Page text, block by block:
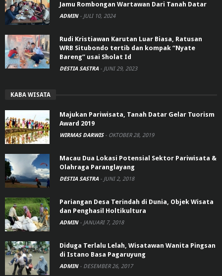
Jamu Rombongan Wartawan Dari Tanah Datar
ADMIN - JULI 10, 2024
Rudi Kristiawan Karutan Luar Biasa, Ratusan
WRB Situbondo tertib dan kompak “Nyate
Bareng” usai Sholat Id
DESTIA SASTRA - JUNI 29, 2023
KABA WISATA
Majukan Pariwisata, Tanah Datar Gelar Tuorism
Award 2019
WIRMAS DARWIS - OKTOBER 28, 2019
Macau Dua Lokasi Potensial Sektor Pariwisata &
Olahraga Paranglayang
DESTIA SASTRA - JUNI 2, 2018
Pariangan Desa Terindah di Dunia, Objek Wisata
dan Penghasil Holtikultura
ADMIN - JANUARI 7, 2018
Diduga Terlalu Lelah, Wisatawan Wanita Pingsan
di Istano Basa Pagaruyung
ADMIN - DESEMBER 26, 2017